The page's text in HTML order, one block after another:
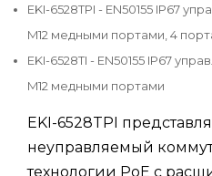
EKI-6528TPI - EN50155 IP67
M12 медными портами, 4
EKI-6528TI - EN50155 IP67
M12 медными портами
EKI-6528TPI
неуправляемый
технологии PoE с